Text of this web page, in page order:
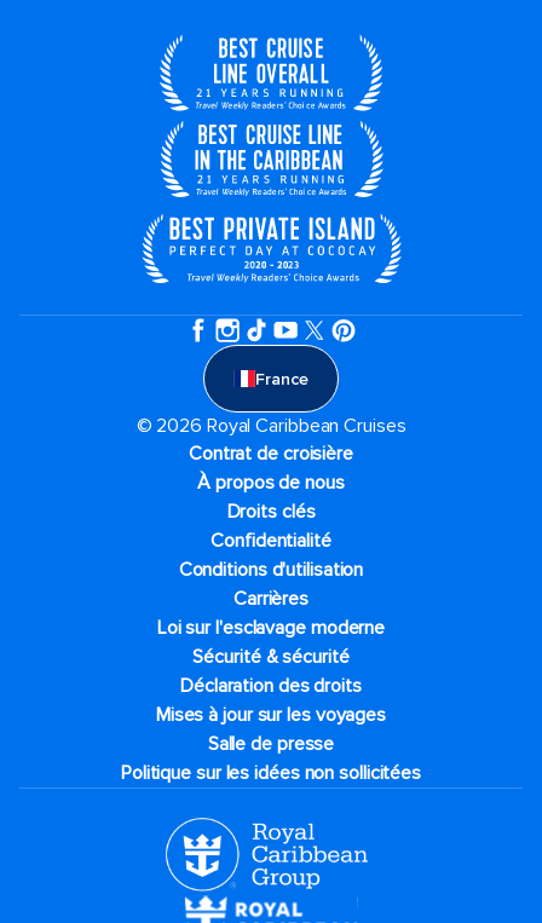
France
© 2026 Royal Caribbean Cruises
Contrat de croisière
À propos de nous
Droits clés
Confidentialité
Conditions d'utilisation
Carrières
Loi sur l'esclavage moderne
Sécurité & sécurité
Déclaration des droits
Mises à jour sur les voyages
Salle de presse
Politique sur les idées non sollicitées